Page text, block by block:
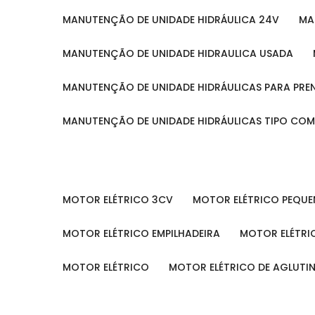
MANUTENÇÃO DE UNIDADE HIDRÁULICA 24V
MANUTENÇÃO DE UNIDADE HIDRAULICA USADA
MANUTENÇÃO DE UNIDADE HIDRÁULICAS PARA
MANUTENÇÃO DE UNIDADE HIDRÁULICAS TIPO
MOTOR ELÉTRICO 3CV MOTOR ELÉTRICO
MOTOR ELÉTRICO EMPILHADEIRA MOTOR
MOTOR ELÉTRICO MOTOR ELÉTRICO DE